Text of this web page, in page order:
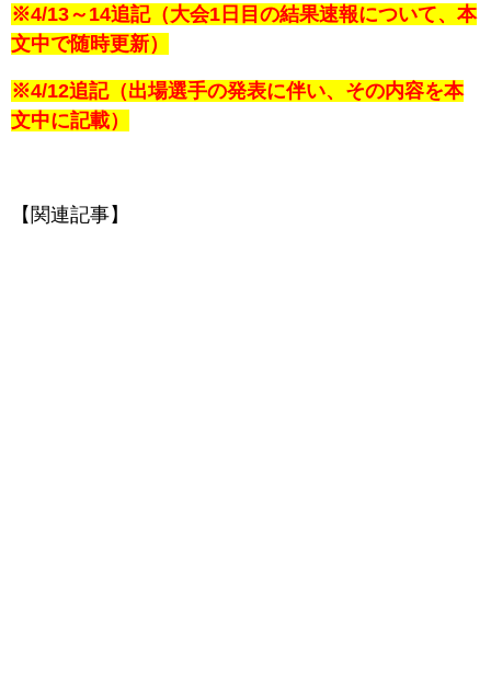
※4/13～14追記（大会1日目の結果速報について、本
文中で随時更新）
※4/12追記（出場選手の発表に伴い、その内容を本
文中に記載）
【関連記事】